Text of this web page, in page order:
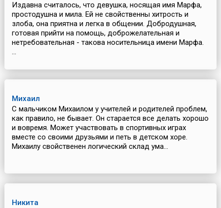
Издавна считалось, что девушка, носящая имя Марфа,
простодушна и мила. Ей не свойственны хитрость и
злоба, она приятна и легка в общении. Добродушная,
готовая прийти на помощь, доброжелательная и
нетребовательная - такова носительница имени Марфа.
...
Михаил
С мальчиком Михаилом у учителей и родителей проблем,
как правило, не бывает. Он старается все делать хорошо
и вовремя. Может участвовать в спортивных играх
вместе со своими друзьями и петь в детском хоре.
Михаилу свойственен логический склад ума...
Никита